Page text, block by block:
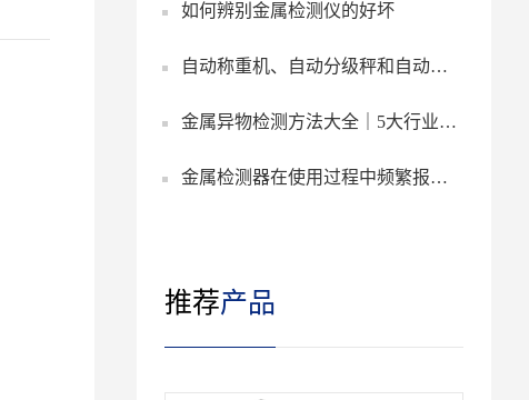
如何辨别金属检测仪的好坏
自动称重机、自动分级秤和自动检
重秤的区别于功能介绍
金属异物检测方法大全｜5大行业必
看高效识别方案
金属检测器在使用过程中频繁报警
推荐产品